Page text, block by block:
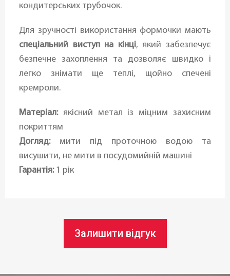
кондитерських трубочок.
Для зручності використання формочки мають
спеціальний виступ на кінці, який забезпечує
безпечне захоплення та дозволяє швидко і
легко знімати ще теплі, щойно спечені
кремроли.
Матеріал:якісний метал із міцним захисним
покриттям
Догляд:мити під проточною водою та
висушити, не мити в посудомийній машині
Гарантія:1 рік
Залишити відгук